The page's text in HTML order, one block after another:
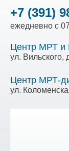
+7 (391)
ежедневно с
Центр МРТ и
ул. Вильского,
Центр МРТ-
ул.